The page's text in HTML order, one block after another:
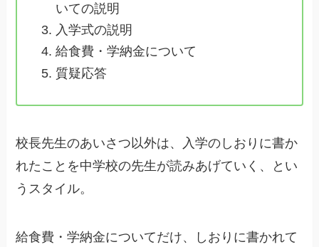
いての説明
入学式の説明
給食費・学納金について
質疑応答
校長先生のあいさつ以外は、入学のしおりに書か
れたことを中学校の先生が読みあげていく、とい
うスタイル。
給食費・学納金についてだけ、しおりに書かれて